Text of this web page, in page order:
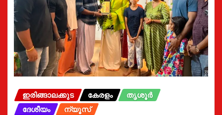
ഇരിങ്ങാലക്കുട കേരളം
തൃശൂർ
ദേശീയം
ന്യൂസ്